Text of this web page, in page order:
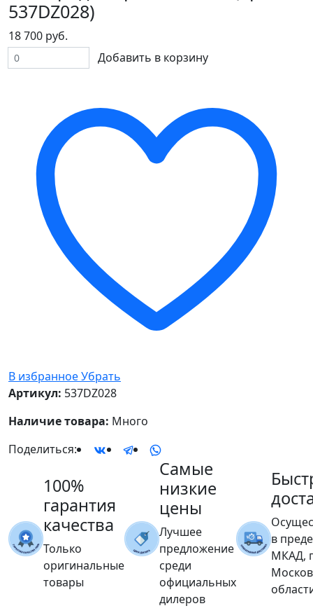
537DZ028)
18 700 руб.
Добавить в корзину
В избранноеУбрать
Артикул: 537DZ028
Наличие товара: Много
Поделиться:
100%
гарантия
качества
Только
оригинальные
товары
Самые
низкие
цены
Лучшее
предложение
среди
официальных
дилеров
в
МКАД,